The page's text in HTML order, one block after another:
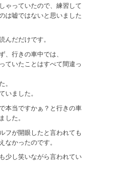
ゃっていたので、練習して
は嘘ではないと思いました
んだだけです。
、行きの車中では、
ていたことはすべて間違っ
。
いました。
本当ですかぁ？と行きの車
した。
フが開眼したと言われても
なかったのです。
少し笑いながら言われてい